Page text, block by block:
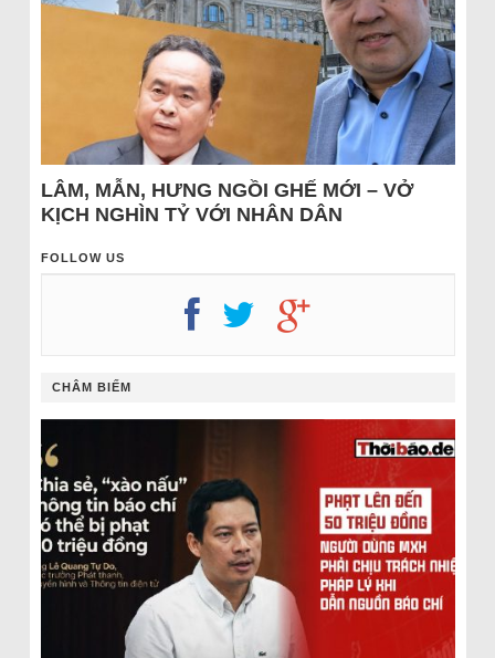
LÂM, MẪN, HƯNG NGỒI GHẾ MỚI – VỞ
KỊCH NGHÌN TỶ VỚI NHÂN DÂN
FOLLOW US
CHÂM BIẾM